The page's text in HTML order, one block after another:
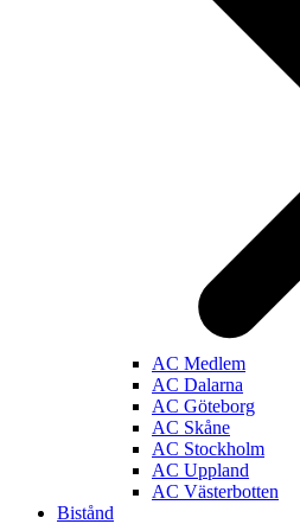
AC Medlem
AC Dalarna
AC Göteborg
AC Skåne
AC Stockholm
AC Uppland
AC Västerbotten
Bistånd